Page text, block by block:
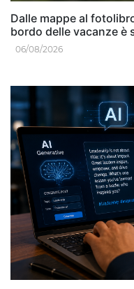
Dalle mappe al
bordo delle vacanze è
06/08/2026